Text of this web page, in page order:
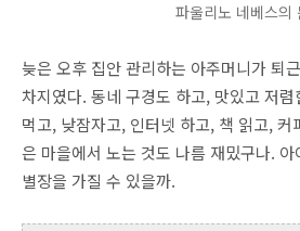
파울리노 네베스의
늦은 오후 집안 관리하는 아주머니가 퇴
차지였다. 동네 구경도 하고, 맛있고 저
먹고, 낮잠자고, 인터넷 하고, 책 읽고,
은 마을에서 노는 것도 나름 재밌구나.
별장을 가질 수 있을까.